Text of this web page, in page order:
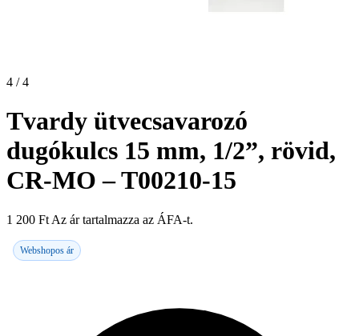
4 / 4
Tvardy ütvecsavarozó
dugókulcs 15 mm, 1/2”, rövid,
CR-MO – T00210-15
1 200 Ft Az ár tartalmazza az ÁFA-t.
Webshopos ár